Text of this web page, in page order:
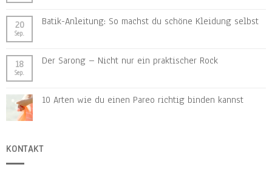
20
Sep.
Batik-Anleitung: So machst du schöne Kleidung selbst
18
Sep.
Der Sarong – Nicht nur ein praktischer Rock
10 Arten wie du einen Pareo richtig binden kannst
KONTAKT